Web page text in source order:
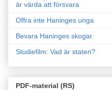
är värda att försvara
Offra inte Haninges unga
Bevara Haninges skogar
Studiefilm: Vad är staten?
PDF-material (RS)